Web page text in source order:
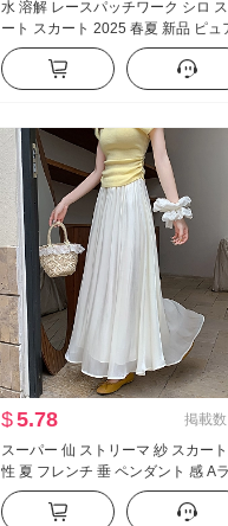
水 溶解 レースパッチワーク シロ
ート スカート 2025 春夏 新品 ピュ
コットン 万能 レース レース Aライ
スカート 女性
$5.78 掲載数
スーパー 仙 ストリーマ 紗 スカー
性 夏 フレンチ 垂 ペンダント 感 A
ンスカート 紗 チュールスカート ス
ム効果 万能 大振り スカート